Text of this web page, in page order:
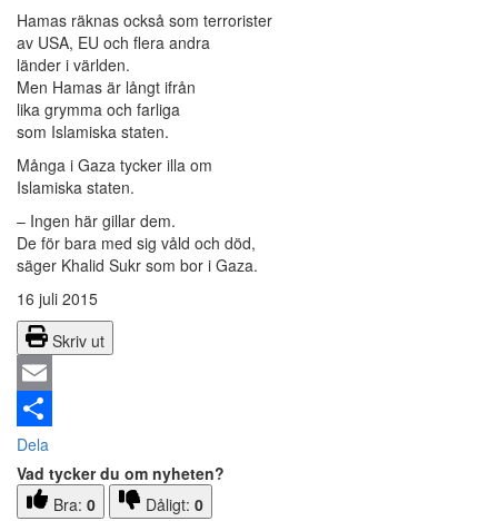
Hamas räknas också som terrorister
av USA, EU och flera andra
länder i världen.
Men Hamas är långt ifrån
lika grymma och farliga
som Islamiska staten.
Många i Gaza tycker illa om
Islamiska staten.
– Ingen här gillar dem.
De för bara med sig våld och död,
säger Khalid Sukr som bor i Gaza.
16 juli 2015
Skriv ut
Email
Dela
Vad tycker du om nyheten?
Bra: 0 Dåligt: 0